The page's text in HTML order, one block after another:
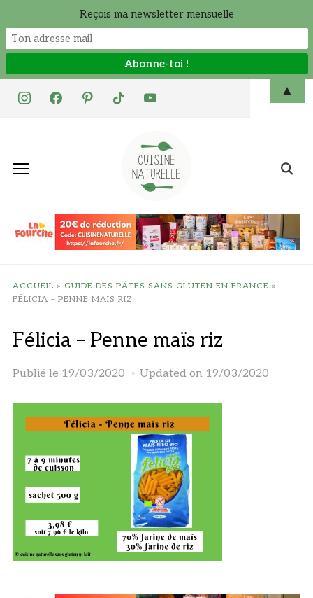
instagramfacebookpinteresttiktok youtube
Search
ACCUEIL » GUIDE DES PÂTES SANS GLUTEN EN FRANCE »
FÉLICIA – PENNE MAÏS RIZ
Félicia – Penne maïs riz
Publié le 19/03/2020 Updated on 19/03/2020
Reçois ma newsletter mensuelle
▲